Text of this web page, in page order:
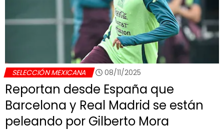
SELECCIÓN MEXICANA 08/11/2025
Reportan desde España que
Barcelona y Real Madrid se están
peleando por Gilberto Mora